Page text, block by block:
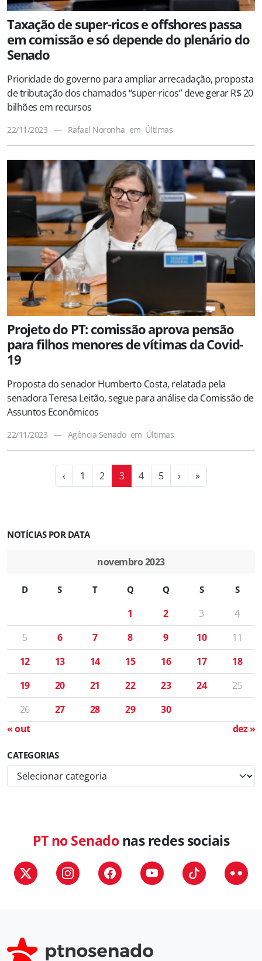
Taxação de super-ricos e offshores passa
em comissão e só depende do plenário do
Senado
Prioridade do governo para ampliar arrecadação, proposta
de tributação dos chamados “super-ricos” deve gerar R$ 20
bilhões em recursos
22/11/2023 — Rafael Noronha em Últimas
Projeto do PT: comissão aprova pensão
para filhos menores de vítimas da Covid-
19
Proposta do senador Humberto Costa, relatada pela
senadora Teresa Leitão, segue para análise da Comissão de
Assuntos Econômicos
22/11/2023 — Agência Senado em Últimas
‹ 1 2 3 4 5 › »
NOTÍCIAS POR DATA
novembro 2023
D S T Q Q S S
1 2 3
4
5
6 7 8 9 10
11
12
13 14 15 16 17
18
19
20 21 22 23 24
25
26
27 28 29
30
« out
dez »
CATEGORIAS
a
PT no Senadonas redes sociais